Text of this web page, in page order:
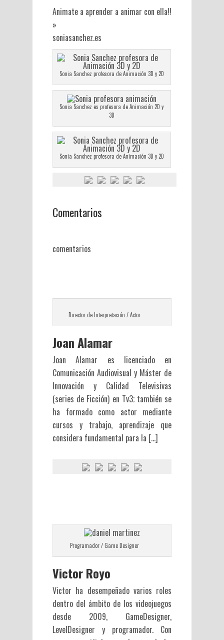
Animate a aprender a animar con ella!!
»
soniasanchez.es
Sonia Sanchez profesora de Animación 3D y 2D
Sonia Sanchez es profesora de Animación 2D y
3D
Sonia Sanchez profesora de Animación 3D y 2D
Comentarios
comentarios
Director de Interpretación / Actor
Joan Alamar
Joan Alamar es licenciado en
Comunicación Audiovisual y Máster de
Innovación y Calidad Televisivas
(series de Ficción) en Tv3; también se
ha formado como actor mediante
cursos y trabajo, aprendizaje que
considera fundamental para la […]
Programador / Game Designer
Victor Royo
Victor ha desempeñado varios roles
dentro del ámbito de los videojuegos
desde 2009, GameDesigner,
LevelDesigner y programador. Con